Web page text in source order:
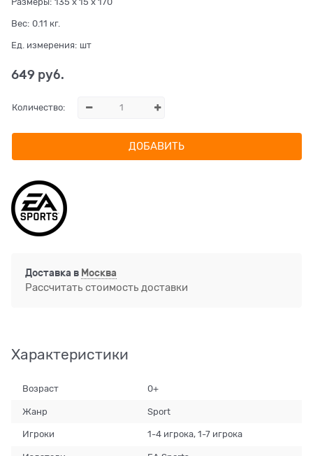
Вес: 0.11 кг.
Ед. измерения: шт
649 руб.
Количество:
ДОБАВИТЬ
Доставка в Москва
Рассчитать стоимость доставки
Характеристики
Возраст 0+
Жанр Sport
Игроки 1-4 игрока, 1-7 игрока